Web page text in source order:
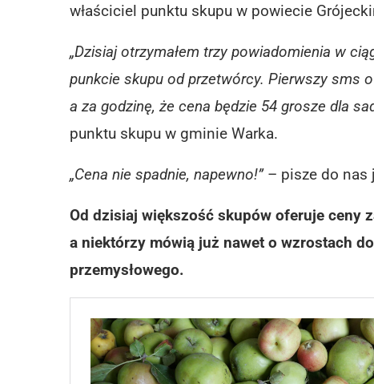
właściciel punktu skupu w powiecie
„Dzisiaj otrzymałem trzy powiadomienia w
punkcie skupu od przetwórcy. Pierwszy sms
a za godzinę, że cena będzie 54 grosze dla
punktu skupu w gminie Warka.
„Cena nie spadnie, napewno!”– pisze do nas
Od dzisiaj większość skupów oferuje ceny
a niektórzy mówią już nawet o wzrostach
przemysłowego.